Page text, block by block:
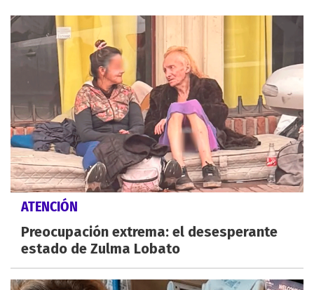
ATENCIÓN
Preocupación extrema: el desesperante
estado de Zulma Lobato